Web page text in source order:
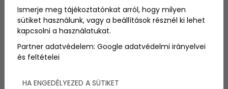
meg fog győzni mindenkit! :)
Ismerje meg tájékoztatónkat arról, hogy milyen
sütiket használunk, vagy a beállítások résznél ki lehet
kapcsolni a használatukat.
Partner adatvédelem: Google adatvédelmi irányelvei
és feltételei
HA ENGEDÉLYEZED A SÜTIKET